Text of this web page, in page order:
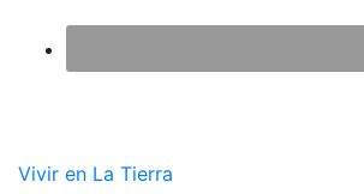
Vivir en La Tierra